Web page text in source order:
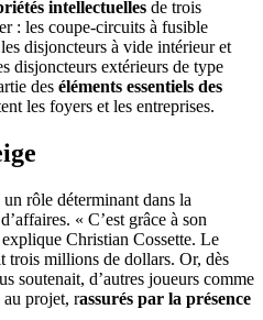
intellectuelles de trois
: les coupe-circuits à fusible
disjoncteurs à vide intérieur et
disjoncteurs extérieurs de type
des éléments essentiels des
les foyers et les entreprises.
un rôle déterminant dans la
« C’est grâce à son
Christian Cossette. Le
trois millions de dollars. Or, dès
soutenait, d’autres joueurs comme
projet, rassurés par la présence